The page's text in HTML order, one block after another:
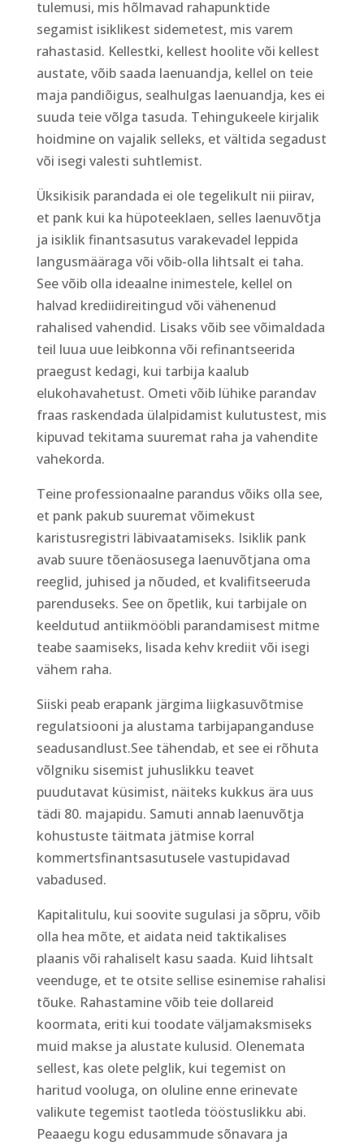
tulemusi, mis hõlmavad rahapunktide
segamist isiklikest sidemetest, mis varem
rahastasid. Kellestki, kellest hoolite või kellest
austate, võib saada laenuandja, kellel on teie
maja pandiõigus, sealhulgas laenuandja, kes ei
suuda teie võlga tasuda. Tehingukeele kirjalik
hoidmine on vajalik selleks, et vältida segadust
või isegi valesti suhtlemist.
Üksikisik parandada ei ole tegelikult nii piirav,
et pank kui ka hüpoteeklaen, selles laenuvõtja
ja isiklik finantsasutus varakevadel leppida
langusmääraga või võib-olla lihtsalt ei taha.
See võib olla ideaalne inimestele, kellel on
halvad krediidireitingud või vähenenud
rahalised vahendid. Lisaks võib see võimaldada
teil luua uue leibkonna või refinantseerida
praegust kedagi, kui tarbija kaalub
elukohavahetust. Ometi võib lühike parandav
fraas raskendada ülalpidamist kulutustest, mis
kipuvad tekitama suuremat raha ja vahendite
vahekorda.
Teine professionaalne parandus võiks olla see,
et pank pakub suuremat võimekust
karistusregistri läbivaatamiseks. Isiklik pank
avab suure tõenäosusega laenuvõtjana oma
reeglid, juhised ja nõuded, et kvalifitseeruda
parenduseks. See on õpetlik, kui tarbijale on
keeldutud antiikmööbli parandamisest mitme
teabe saamiseks, lisada kehv krediit või isegi
vähem raha.
Siiski peab erapank järgima liigkasuvõtmise
regulatsiooni ja alustama tarbijapanganduse
seadusandlust.See tähendab, et see ei rõhuta
võlgniku sisemist juhuslikku teavet
puudutavat küsimist, näiteks kukkus ära uus
tädi 80. majapidu. Samuti annab laenuvõtja
kohustuste täitmata jätmise korral
kommertsfinantsasutusele vastupidavad
vabadused.
Kapitalitulu, kui soovite sugulasi ja sõpru, võib
olla hea mõte, et aidata neid taktikalises
plaanis või rahaliselt kasu saada. Kuid lihtsalt
veenduge, et te otsite sellise esinemise rahalisi
tõuke. Rahastamine võib teie dollareid
koormata, eriti kui toodate väljamaksmiseks
muid makse ja alustate kulusid. Olenemata
sellest, kas olete pelglik, kui tegemist on
haritud vooluga, on oluline enne erinevate
valikute tegemist taotleda tööstuslikku abi.
Peaaegu kogu edusammude sõnavara ja